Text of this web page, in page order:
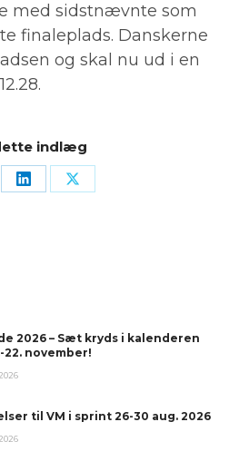
med sidstnævnte som
finaleplads. Danskerne
og skal nu ud i en
indlæg
2026 – Sæt kryds i kalenderen
22. november!
til VM i sprint 26-30 aug. 2026